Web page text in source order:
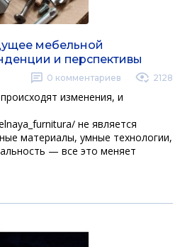
мебельной
и перспективы
0 комментариев 2128
изменения, и
не является
материалы, умные технологии,
— все это меняет